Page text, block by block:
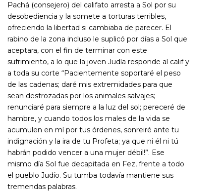
Pachá (consejero) del califato arresta a Sol por su
desobediencia y la somete a torturas terribles,
ofreciendo la libertad si cambiaba de parecer. El
rabino de la zona incluso le suplicó por días a Sol que
aceptara, con el fin de terminar con este
sufrimiento, a lo que la joven Judía responde al calif y
a toda su corte “Pacientemente soportaré el peso
de las cadenas; daré mis extremidades para que
sean destrozadas por los animales salvajes;
renunciaré para siempre a la luz del sol; pereceré de
hambre, y cuando todos los males de la vida se
acumulen en mí por tus órdenes, sonreiré ante tu
indignación y la ira de tu Profeta; ya que ni él ni tú
habrán podido vencer a una mujer débil!”. Ese
mismo día Sol fue decapitada en Fez, frente a todo
el pueblo Judío. Su tumba todavía mantiene sus
tremendas palabras.